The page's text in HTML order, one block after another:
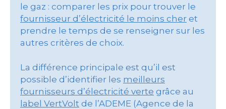
le gaz : comparer les prix pour trouver le
fournisseur d’électricité le moins cher et
prendre le temps de se renseigner sur les
autres critères de choix.
La différence principale est qu’il est
possible d’identifier les meilleurs
fournisseurs d’électricité verte grâce au
label VertVolt de l’ADEME (Agence de la